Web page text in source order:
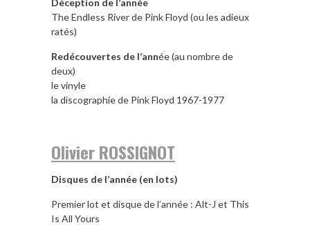
The Endless River de Pink Floyd (ou les adieux
ratés)
Redécouvertes de l’année (au nombre de
deux)
le vinyle
la discographie de Pink Floyd 1967-1977
Olivier ROSSIGNOT
Disques de l’année (en lots)
Premier lot et disque de l’année : Alt-J et This
Is All Yours